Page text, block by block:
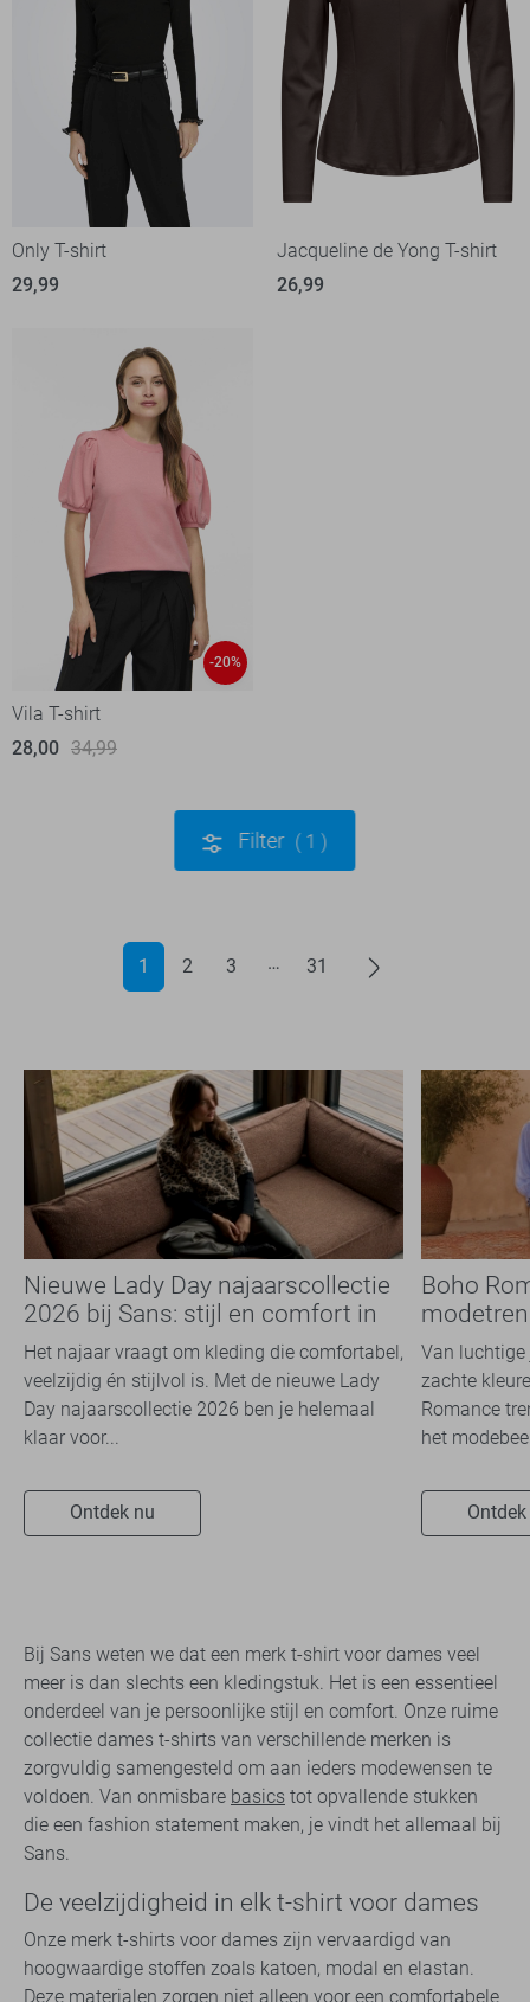
Only T-shirt
29,99
Jacqueline de Yong T-shirt
26,99
-20%
Vila T-shirt
28,00 34,99
Filter 1
1 2 3 31
Nieuwe Lady Day najaarscollectie
2026 bij Sans: stijl en comfort in
travelkwaliteit
Het najaar vraagt om kleding die comfortabel,
veelzijdig én stijlvol is. Met de nieuwe Lady
Day najaarscollectie 2026 ben je helemaal
klaar voor...
Ontdek nu
Boho
overal
Van luchtige
zachte
Romance
het
Bij Sans weten we dat een merk t-shirt voor dames veel
meer is dan slechts een kledingstuk. Het is een essentieel
onderdeel van je persoonlijke stijl en comfort. Onze ruime
collectie dames t-shirts van verschillende merken is
zorgvuldig samengesteld om aan ieders modewensen te
voldoen. Van onmisbare basics tot opvallende stukken
die een fashion statement maken, je vindt het allemaal bij
Sans.
De veelzijdigheid in elk t-shirt voor dames
Onze merk t-shirts voor dames zijn vervaardigd van
hoogwaardige stoffen zoals katoen, modal en elastan.
Deze materialen zorgen niet alleen voor een comfortabele